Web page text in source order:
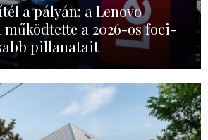
a pályán: a Lenovo
a 2026-os foci-
pillanatait